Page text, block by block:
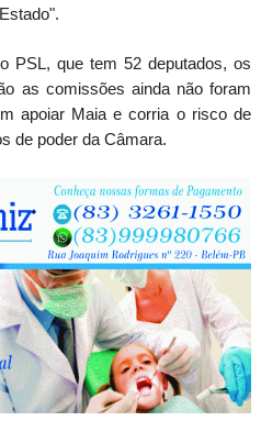
PSL, que tem 52 deputados, os
as comissões ainda não foram
apoiar Maia e corria o risco de
de poder da Câmara.